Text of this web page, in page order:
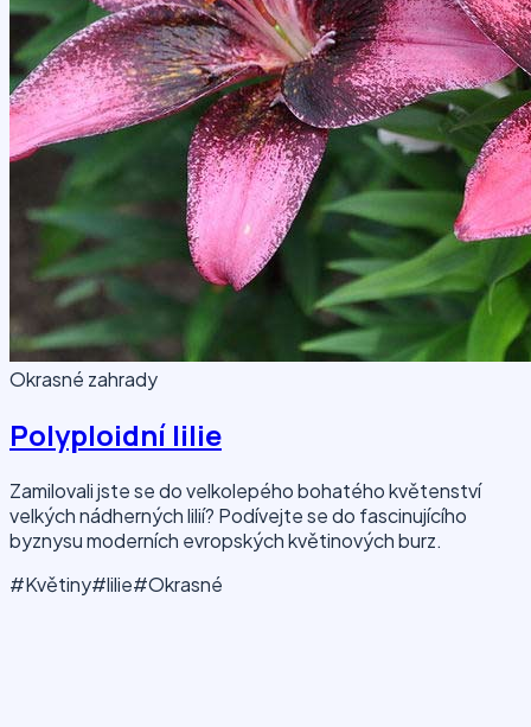
Okrasné zahrady
Polyploidní lilie
Zamilovali jste se do velkolepého bohatého květenství
velkých nádherných lilií? Podívejte se do fascinujícího
byznysu moderních evropských květinových burz.
#Květiny#lilie#Okrasné